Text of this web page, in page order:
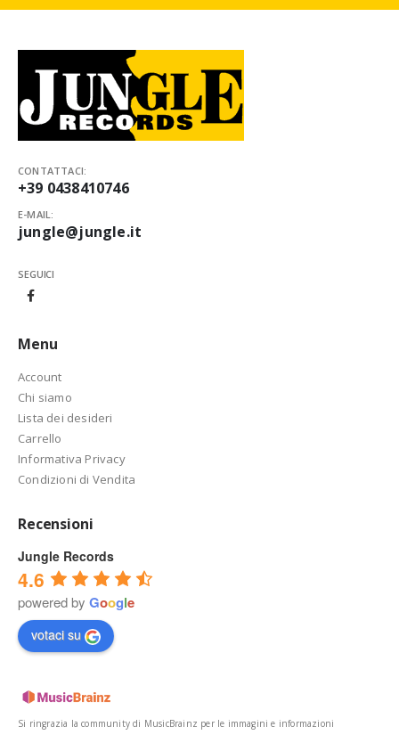
CONTATTACI:
+39 0438410746
E-MAIL:
jungle@jungle.it
SEGUICI
Menu
Account
Chi siamo
Lista dei desideri
Carrello
Informativa Privacy
Condizioni di Vendita
Recensioni
Jungle Records
4.6
powered by Google
votaci su
Si ringrazia la community di MusicBrainz per le immagini e informazioni